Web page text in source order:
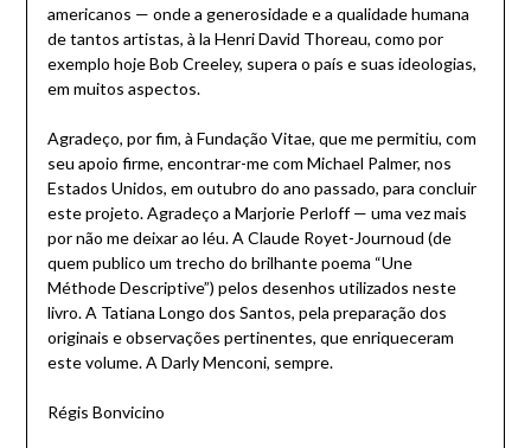
americanos — onde a generosidade e a qualidade humana
de tantos artistas, à la Henri David Thoreau, como por
exemplo hoje Bob Creeley, supera o país e suas ideologias,
em muitos aspectos.
Agradeço, por fim, à Fundação Vitae, que me permitiu, com
seu apoio firme, encontrar-me com Michael Palmer, nos
Estados Unidos, em outubro do ano passado, para concluir
este projeto. Agradeço a Marjorie Perloff — uma vez mais
por não me deixar ao léu. A Claude Royet-Journoud (de
quem publico um trecho do brilhante poema “Une
Méthode Descriptive”) pelos desenhos utilizados neste
livro. A Tatiana Longo dos Santos, pela preparação dos
originais e observações pertinentes, que enriqueceram
este volume. A Darly Menconi, sempre.
Régis Bonvicino